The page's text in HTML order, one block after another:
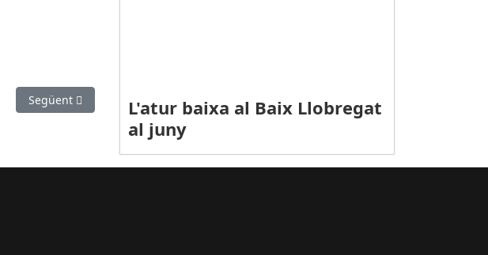
Article següent: ESPORTS (FUTBOL, SEGONA RFEF): Derrota cornellaneneca a Sabadell
Següent
L'atur baixa al Baix Llobregat
al juny